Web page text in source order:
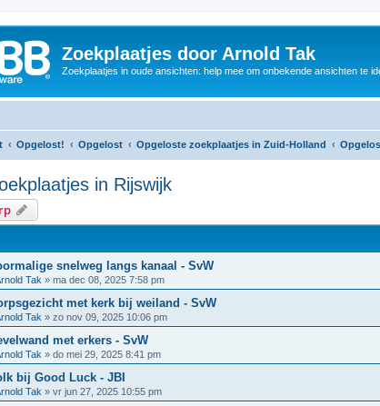
Zoekplaatjes door Arnold Tak
Zoekplaatjes in oude ansichten: help mee om onbekende ansichten te
Opgelost! Opgelost Opgeloste zoekplaatjes in Zuid-Holland
in Rijswijk
snelweg langs kanaal - SvW
Tak » ma dec 08, 2025 7:58 pm
met kerk bij weiland - SvW
Tak » zo nov 09, 2025 10:06 pm
met erkers - SvW
Tak » do mei 29, 2025 8:41 pm
bij Good Luck - JBI
Tak » vr jun 27, 2025 10:55 pm